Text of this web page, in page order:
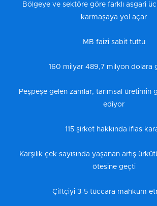
Bölgeye ve sektöre göre farklı asgari
karmaşaya yol açar
MB faizi sabit tuttu
160 milyar 489,7 milyon dolara
Peşpeşe gelen zamlar, tarımsal üretimin
ediyor
115 şirket hakkında iflas
Karşılık çek sayısında yaşanan artış
ötesine geçti
Çiftçiyi 3-5 tüccara mahkum